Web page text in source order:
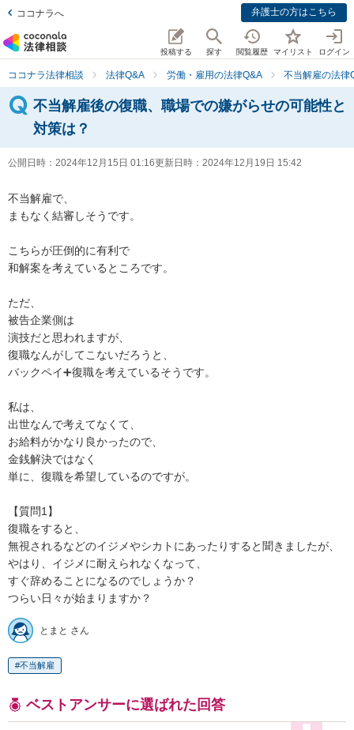
ココナラへ 弁護士の方はこちら
投稿する 探す 閲覧履歴 マイリスト ログイン
ココナラ法律相談 法律Q&A 労働・雇用の法律Q&A 不当解雇の法律
不当解雇後の復職、職場での嫌がらせの可能性と
対策は？
公開日時： 2024年12月15日 01:16更新日時： 2024年12月19日 15:42
不当解雇で、
まもなく結審しそうです。
こちらが圧倒的に有利で
和解案を考えているところです。
ただ、
被告企業側は
演技だと思われますが、
復職なんがしてこないだろうと、
バックペイ➕復職を考えているそうです。
私は、
出世なんで考えてなくて、
お給料がかなり良かったので、
金銭解決ではなく
単に、復職を希望しているのですが。
【質問1】
復職をすると、
無視されるなどのイジメやシカトにあったりすると聞きましたが、
やはり、イジメに耐えられなくなって、
すぐ辞めることになるのでしょうか？
つらい日々が始まりますか？
とまと さん
不当解雇
ベストアンサーに選ばれた回答